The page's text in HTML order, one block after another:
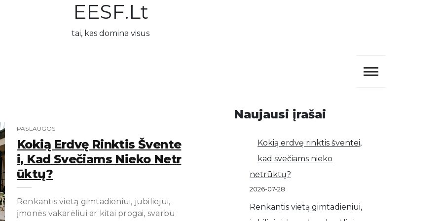
EESF.lt
tai, kas domina visus
PASLAUGOS
Kokią Erdvę Rinktis Švente
I, Kad Svečiams Nieko Netr
Ūktų?
Renkantis vietą gimtadieniui, jubiliejui,
įmonės vakarėliui ar kitai progai, svarbu
Naujausi įrašai
Kokią erdvę rinktis šventei,
kad svečiams nieko
netrūktų?
2026-07-28
Renkantis vietą gimtadieniui,